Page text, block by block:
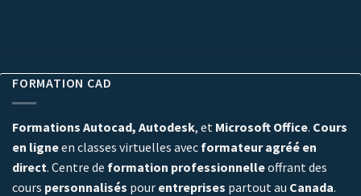
FORMATION CAD
Formations Autocad, Autodesk, et Microsoft Office. Cours
en ligneen classes virtuelles avec formateur agréé en
direct. Centre de formation professionnelleoffrant des
cours personnalisés pour entreprises partout au Canada.